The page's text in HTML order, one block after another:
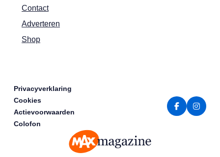
Contact
Adverteren
Shop
Privacyverklaring
Cookies
Actievoorwaarden
Colofon